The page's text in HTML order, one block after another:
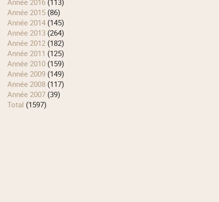
année 2016 (113)
année 2015 (86)
année 2014 (145)
année 2013 (264)
année 2012 (182)
année 2011 (125)
année 2010 (159)
année 2009 (149)
année 2008 (117)
année 2007 (39)
total (1597)